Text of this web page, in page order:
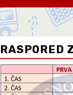
RASPORED